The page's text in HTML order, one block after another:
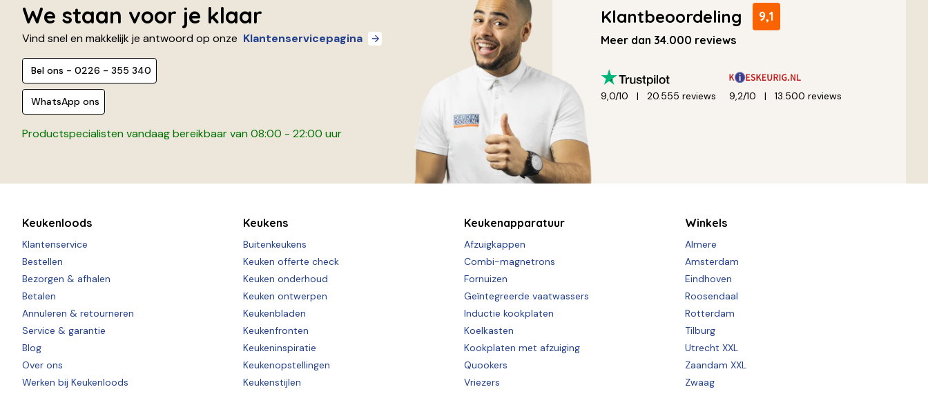
We staan voor je klaar
Vind snel en makkelijk je antwoord op onze Klantenservicepagina
Bel ons - 0226 - 355 340
WhatsApp ons
Productspecialisten vandaag bereikbaar van 08:00 - 22:00 uur
Klantbeoordeling 9,1
Meer dan 34.000 reviews
9,0/10 20.555 reviews 9,2/10 13.500 reviews
Keukenloods
Klantenservice
Bestellen
Bezorgen & afhalen
Betalen
Annuleren & retourneren
Service & garantie
Blog
Over ons
Werken bij Keukenloods
Keukens
Buitenkeukens
Keuken offerte check
Keuken onderhoud
Keuken ontwerpen
Keukenbladen
Keukenfronten
Keukeninspiratie
Keukenopstellingen
Keukenstijlen
Keukenapparatuur
Afzuigkappen
Combi-magnetrons
Fornuizen
Geïntegreerde vaatwassers
Inductie kookplaten
Koelkasten
Kookplaten met afzuiging
Quookers
Vriezers
Winkels
Almere
Amsterdam
Eindhoven
Roosendaal
Rotterdam
Tilburg
Utrecht XXL
Zaandam XXL
Zwaag